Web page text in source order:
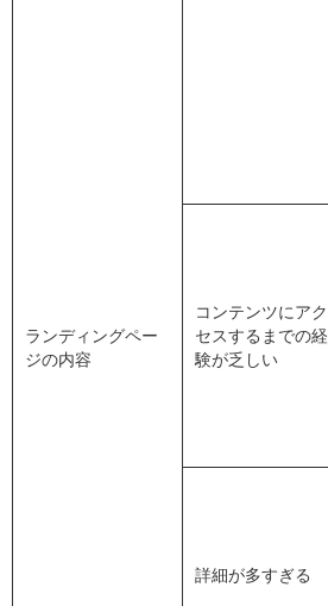
ランディングペー
ジの内容
コンテンツにアク
セスするまでの経
験が乏しい
詳細が多すぎる